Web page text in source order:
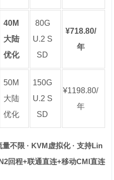
40M
大陆
优化
80G
U.2 S
SD
¥718.80/
年
50M
大陆
优化
150G
U.2 S
SD
¥1198.80/
年
不限 · KVM虚拟化 · 支持Lin
回程+联通直连+移动CMI直连